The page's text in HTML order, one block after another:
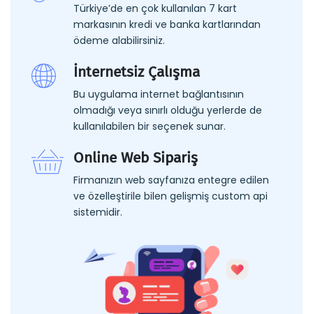
Türkiye’de en çok kullanılan 7 kart
markasının kredi ve banka kartlarından
ödeme alabilirsiniz.
İnternetsiz Çalışma
Bu uygulama internet bağlantısının
olmadığı veya sınırlı olduğu yerlerde de
kullanılabilen bir seçenek sunar.
Online Web Sipariş
Firmanızın web sayfanıza entegre edilen
ve özelleştirile bilen gelişmiş custom api
sistemidir.